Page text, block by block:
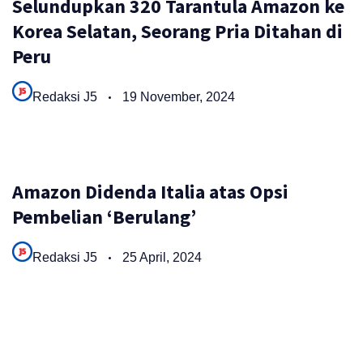
Selundupkan 320 Tarantula Amazon ke
Korea Selatan, Seorang Pria Ditahan di
Peru
Redaksi J5 19 November, 2024
Amazon Didenda Italia atas Opsi
Pembelian ‘Berulang’
Redaksi J5 25 April, 2024